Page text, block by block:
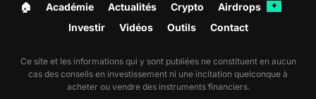
🏠︎ Académie Actualités Crypto Airdrops ✦
Investir Vidéos Outils Contact
Ce site et les informations qui y sont publiées ne constituent en aucun
cas des conseils en investissement ni une incitation quelconque à
acheter ou vendre des instruments financiers.